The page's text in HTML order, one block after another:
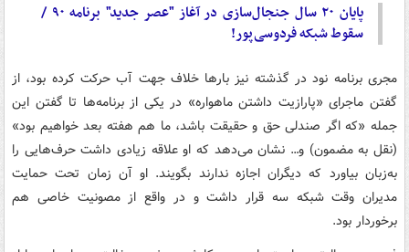
پایان ۲۰ سال جنجال‌سازی در آغاز "عصر جدید" برنامه ۹۰ /
سقوط شبکه فردوسی‌پور!
مجری برنامه نود در گذشته نیز بارها خلاف جهت آب حرکت کرده بود، از
گفتن ماجرای «پارازیت داشتن ماهواره» در یکی از برنامه‌ها تا گفتن این
جمله «که اگر صندلی حق و حقیقت باشد، ما هم هفته بعد خواهیم بود»
(نقل به مضمون) و… نشان می‌دهد که او علاقه زیادی داشت حرف‌هایی را
به‌زبان بیاورد که دیگران اجازه ندارند بگویند. او آن زمان تحت حمایت
مدیران وقت شبکه سه قرار داشت و در واقع از مصونیت خاصی هم
برخوردار بود.